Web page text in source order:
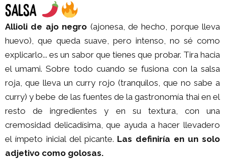
SALSA
Allioli de ajo negro (ajonesa, de hecho, porque lleva
huevo), que queda suave, pero intenso, no sé como
explicarlo... es un sabor que tienes que probar. Tira hacia
el umami. Sobre todo cuando se fusiona con la salsa
roja, que lleva un curry rojo (tranquilos, que no sabe a
curry) y bebe de las fuentes de la gastronomía thai en el
resto de ingredientes y en su textura, con una
cremosidad delicadísima, que ayuda a hacer llevadero
el ímpeto inicial del picante. Las definiría en un solo
adjetivo como golosas.